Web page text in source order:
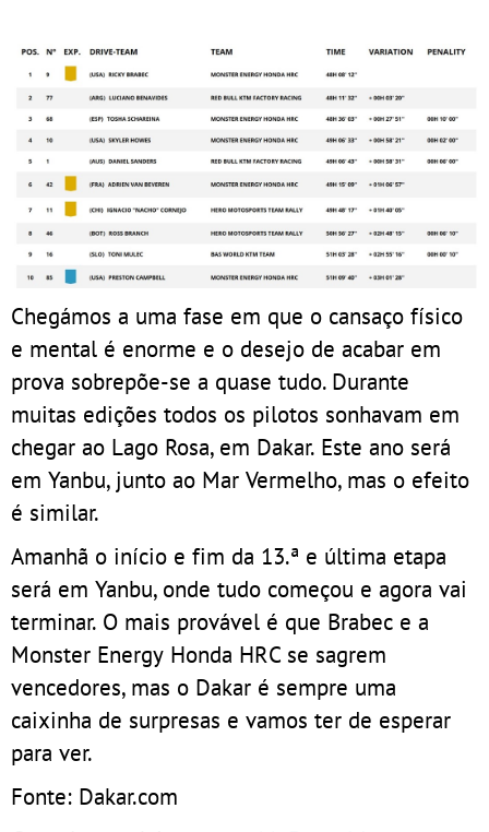
Chegámos a uma fase em que o cansaço físico
e mental é enorme e o desejo de acabar em
prova sobrepõe-se a quase tudo. Durante
muitas edições todos os pilotos sonhavam em
chegar ao Lago Rosa, em Dakar. Este ano será
em Yanbu, junto ao Mar Vermelho, mas o efeito
é similar.
Amanhã o início e fim da 13.ª e última etapa
será em Yanbu, onde tudo começou e agora vai
terminar. O mais provável é que Brabec e a
Monster Energy Honda HRC se sagrem
vencedores, mas o Dakar é sempre uma
caixinha de surpresas e vamos ter de esperar
para ver.
Fonte: Dakar.com